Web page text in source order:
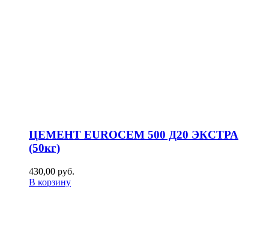
ЦЕМЕНТ EUROCEM 500 Д20 ЭКСТРА
(50кг)
430,00 руб.
В корзину